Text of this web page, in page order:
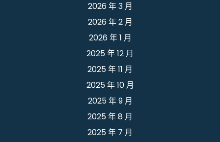
2026 年 3 月
2026 年 2 月
2026 年 1 月
2025 年 12 月
2025 年 11 月
2025 年 10 月
2025 年 9 月
2025 年 8 月
2025 年 7 月